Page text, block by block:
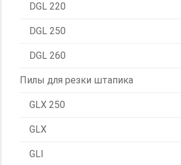
DGL 220
DGL 250
DGL 260
Пилы для резки штапика
GLX 250
GLX
GLI